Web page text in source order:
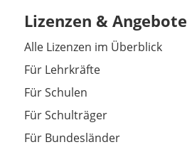
Lizenzen & Angebote
Alle Lizenzen im Überblick
Für Lehrkräfte
Für Schulen
Für Schulträger
Für Bundesländer